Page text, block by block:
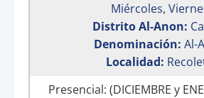
Miércoles,
Distrito Al-Anon:
Denominación: Al-
Localidad:
Presencial: (DICIEMBRE y